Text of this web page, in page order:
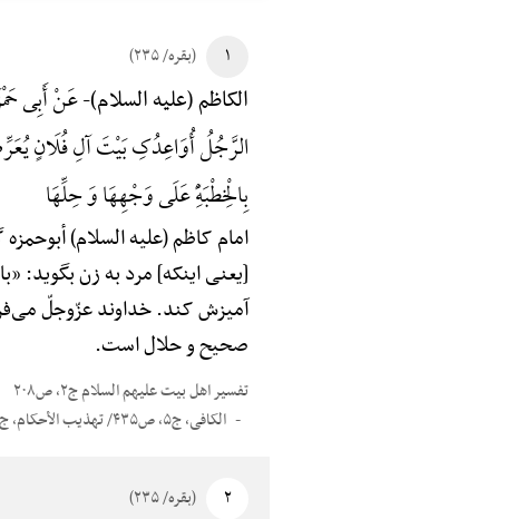
۱ (بقره/ ۲۳۵)
الکاظم (علیه السلام)-عَنْ أَبِی
الرَّجُلُ أُوَاعِدُکِ بَیْتَ آلِ فُلَانٍ
بِالْخِطْبَهًِْ عَلَی وَجْهِهَا وَ حِلِّهَا
امام کاظم (علیه السلام)
[یعنی اینکه] مرد به زن بگوید:
آمیزش کند. خداوند عزّوجلّ
صحیح و حلال است.
تفسیر اهل بیت علیهم السلام ج۲، ص۲۰۸
الکافی، ج۵، ص۴۳۵/ تهذیب الأحکام، ج۷، ص۴۷۱؛ فیه: «یوقت» بدل «یرفث» و «حکمها» بدلٌ «حلّها»/ وسایل الشیعه، ج۲۰، ص۴۹۸/ نورالثقلین/ البرهان
۲ (بقره/ ۲۳۵)